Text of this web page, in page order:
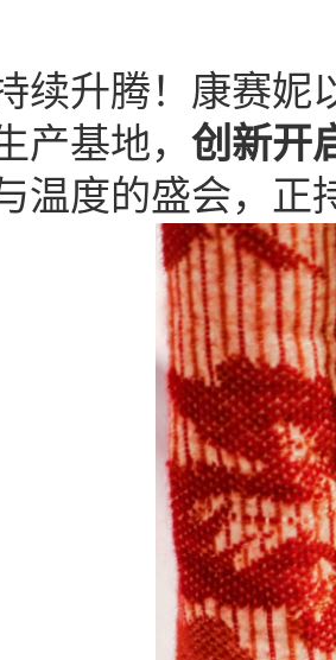
续升腾！康赛妮
产基地， 创新开
温度的盛会，正